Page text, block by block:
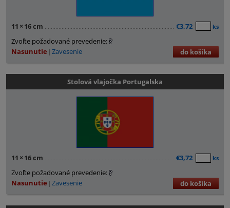
11 × 16 cm €3,72 ks
Zvoľte požadované prevedenie:
Nasunutie Zavesenie do košíka
Stolová vlajočka Portugalska
11 × 16 cm €3,72 ks
Zvoľte požadované prevedenie:
Nasunutie Zavesenie do košíka